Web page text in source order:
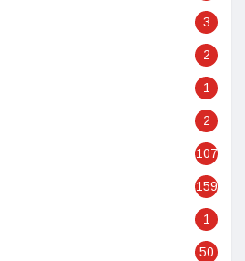
3
2
1
2
107
159
1
50